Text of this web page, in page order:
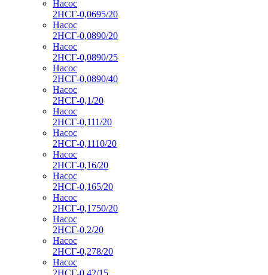
Насос
2НСГ-0,0695/20
Насос
2НСГ-0,0890/20
Насос
2НСГ-0,0890/25
Насос
2НСГ-0,0890/40
Насос
2НСГ-0,1/20
Насос
2НСГ-0,111/20
Насос
2НСГ-0,1110/20
Насос
2НСГ-0,16/20
Насос
2НСГ-0,165/20
Насос
2НСГ-0,1750/20
Насос
2НСГ-0,2/20
Насос
2НСГ-0,278/20
Насос
2НСГ-0,42/15